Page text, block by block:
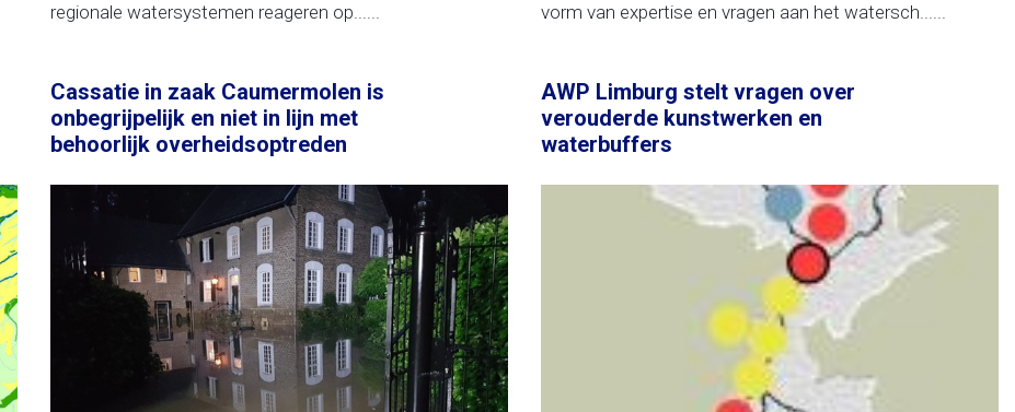
regionale watersystemen reageren op......
vorm van expertise en vragen aan het watersch......
Cassatie in zaak Caumermolen is
onbegrijpelijk en niet in lijn met
behoorlijk overheidsoptreden
AWP Limburg stelt vragen over
verouderde kunstwerken en
waterbuffers